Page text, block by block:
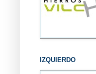
IZQUIERDO